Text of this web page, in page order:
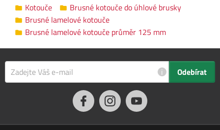
Kategorie
mm
Výrobce
Kreator/Informace o výrobci
kotouče
125 mm
Rozměry balení 2.0 x 14.0 x 17.0 cm
Kotouče
Brusné kotouče do úhlové brusky
Brusné lamelové kotouče
Brusné lamelové kotouče průměr 125 mm
i Odebírat